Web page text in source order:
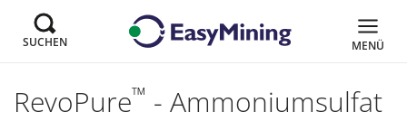
SUCHEN MENÜ
RevoPure™ - Ammoniumsulfat